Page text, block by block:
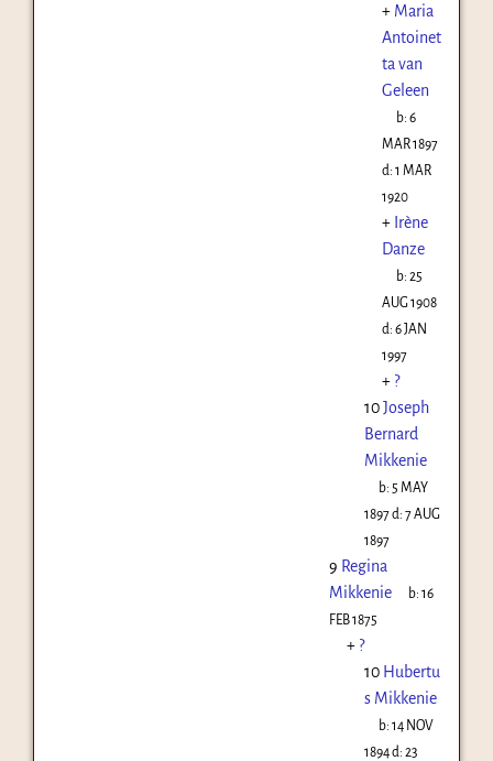
+ Maria
Antoinet
ta van
Geleen
b:6
MAR 1897
d: 1 MAR
1920
+ Irène
Danze
b:25
AUG 1908
d: 6 JAN
1997
+ ?
10Joseph
Bernard
Mikkenie
b: 5 MAY
1897d: 7 AUG
1897
9 Regina
Mikkenie
b:16
FEB 1875
+ ?
10 Hubertu
s Mikkenie
b:14 NOV
1894d: 23